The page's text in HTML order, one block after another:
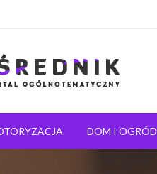
portal informacyjny
DOM I OGRÓD